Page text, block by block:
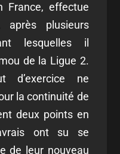
France, effectue
après plusieurs
lesquelles il
de la Ligue 2.
d’exercice ne
la continuité de
deux points en
ont su se
de leur nouveau